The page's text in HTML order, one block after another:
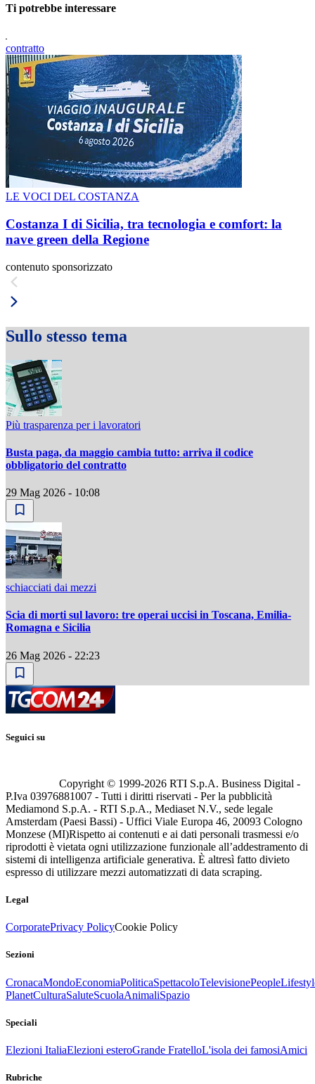
Ti potrebbe interessare
contratto
LE VOCI DEL COSTANZA
Costanza I di Sicilia, tra tecnologia e comfort: la
nave green della Regione
contenuto sponsorizzato
Sullo stesso tema
Più trasparenza per i lavoratori
Busta paga, da maggio cambia tutto: arriva il codice
obbligatorio del contratto
29 Mag 2026 - 10:08
schiacciati dai mezzi
Scia di morti sul lavoro: tre operai uccisi in Toscana, Emilia-
Romagna e Sicilia
26 Mag 2026 - 22:23
Seguici su
Copyright © 1999-2026 RTI S.p.A. Business Digital -
P.Iva 03976881007 - Tutti i diritti riservati - Per la pubblicità
Mediamond S.p.A. - RTI S.p.A., Mediaset N.V., sede legale
Amsterdam (Paesi Bassi) - Uffici Viale Europa 46, 20093 Cologno
Monzese (MI)Rispetto ai contenuti e ai dati personali trasmessi e/o
riprodotti è vietata ogni utilizzazione funzionale all’addestramento di
sistemi di intelligenza artificiale generativa. È altresì fatto divieto
espresso di utilizzare mezzi automatizzati di data scraping.
Legal
CorporatePrivacy PolicyCookie Policy
Sezioni
CronacaMondoEconomiaPoliticaSpettacoloTelevisionePeople
PlanetCulturaSaluteScuolaAnimaliSpazio
Speciali
Elezioni ItaliaElezioni esteroGrande FratelloL'isola dei famosiAmici
Rubriche